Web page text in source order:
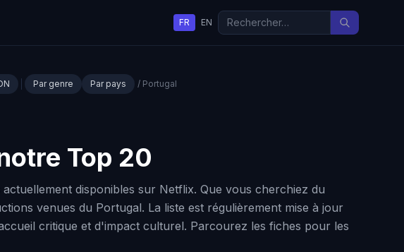
FR EN
Par genre Par pays / Portugal
Top 20
disponibles sur Netflix. Que vous cherchiez du
venues du Portugal. La liste est régulièrement mise à jour
critique et d'impact culturel. Parcourez les fiches pour les